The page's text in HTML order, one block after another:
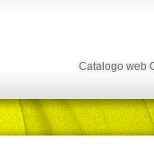
Catalogo web